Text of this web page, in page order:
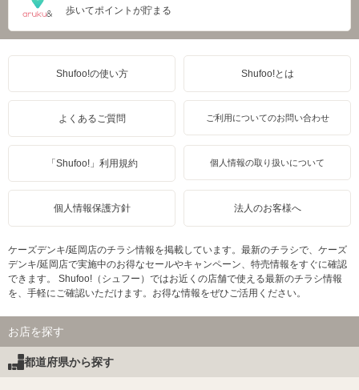
歩いてポイントが貯まる
Shufoo!の使い方 Shufoo!とは
よくあるご質問 ご利用についてのお問い合わせ
「Shufoo!」利用規約 個人情報の取り扱いについて
個人情報保護方針 法人のお客様へ
ケーズデンキ/延岡店のチラシ情報を掲載しています。最新のチラシで、ケーズ
デンキ/延岡店で実施中のお得なセールやキャンペーン、特売情報をすぐに確認
できます。 Shufoo!（シュフー）ではお近くの店舗で使える最新のチラシ情報
を、手軽にご確認いただけます。お得な情報をぜひご活用ください。
お店を探す
都道府県から探す